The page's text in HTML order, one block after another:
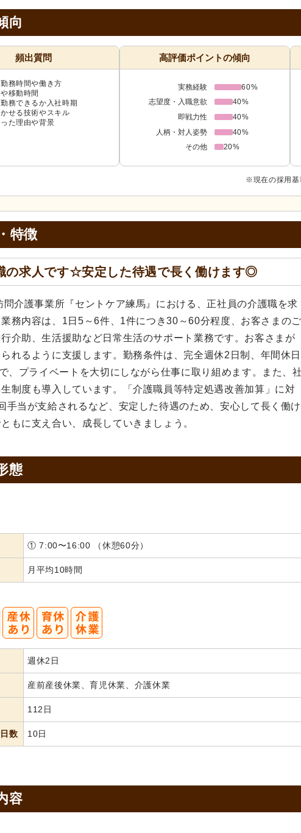
向
頻出質問
務時間や働き方
移動時間
務できるか入社時期
せる技術やスキル
た理由や背景
高評価ポイントの傾向
実務経験
60%
志望度・入職意欲
40%
即戦力性
40%
人柄・対人姿勢
40%
その他
20%
※現在の採用基
特徴
の求人です☆安定した待遇で長く働けます◎
介護事業所『セントケア練馬』における、正社員の介護職を求
務内容は、1日5～6件、1件につき30～60分程度、お客さまのご
介助、生活援助など日常生活のサポート業務です。お客さまが
れるように支援します。勤務条件は、完全週休2日制、年間休日
、プライベートを大切にしながら仕事に取り組めます。また、社
制度も導入しています。「介護職員等特定処遇改善加算」に対
手当が支給されるなど、安定した待遇のため、安心して長く働け
もに支え合い、成長していきましょう。
態
① 7:00〜16:00 （休憩60分）
月平均10時間
週休2日
産前産後休業、育児休業、介護休業
112日
数 10日
容